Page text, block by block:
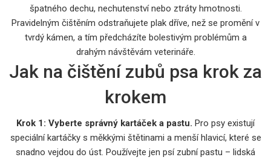
špatného dechu, nechutenství nebo ztráty hmotnosti.
Pravidelným čištěním odstraňujete plak dříve, než se promění v
tvrdý kámen, a tím předcházíte bolestivým problémům a
drahým návštěvám veterináře.
Jak na čištění zubů psa krok za
krokem
Krok 1: Vyberte správný kartáček a pastu. Pro psy existují
speciální kartáčky s měkkými štětinami a menší hlavicí, které se
snadno vejdou do úst. Používejte jen psí zubní pastu – lidská